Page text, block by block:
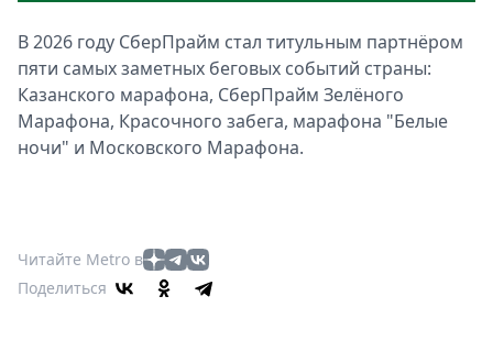
В 2026 году СберПрайм стал титульным партнёром
пяти самых заметных беговых событий страны:
Казанского марафона, СберПрайм Зелёного
Марафона, Красочного забега, марафона "Белые
ночи" и Московского Марафона.
Читайте Metro в
Поделиться